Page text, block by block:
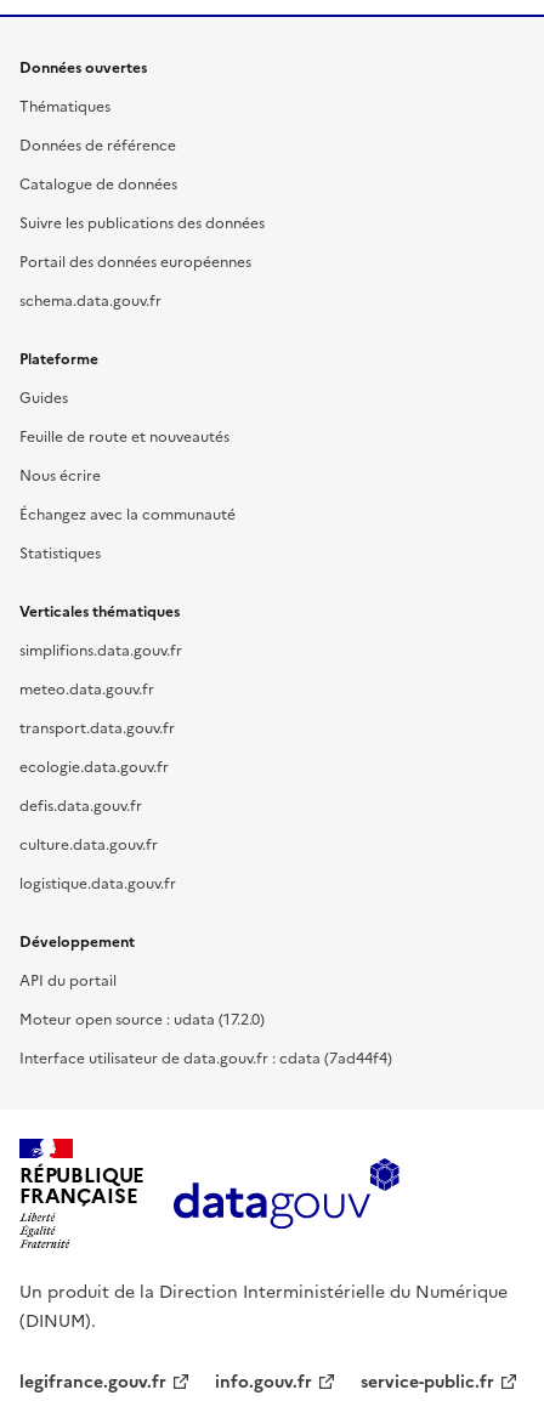
Données ouvertes
Thématiques
Données de référence
Catalogue de données
Suivre les publications des données
Portail des données européennes
schema.data.gouv.fr
Plateforme
Guides
Feuille de route et nouveautés
Nous écrire
Échangez avec la communauté
Statistiques
Verticales thématiques
simplifions.data.gouv.fr
meteo.data.gouv.fr
transport.data.gouv.fr
ecologie.data.gouv.fr
defis.data.gouv.fr
culture.data.gouv.fr
logistique.data.gouv.fr
Développement
API du portail
Moteur open source : udata (17.2.0)
Interface utilisateur de data.gouv.fr : cdata (7ad44f4)
RÉPUBLIQUE
FRANÇAISE
Un produit de la Direction Interministérielle du Numérique
(DINUM).
legifrance.gouv.fr info.gouv.fr service-public.fr